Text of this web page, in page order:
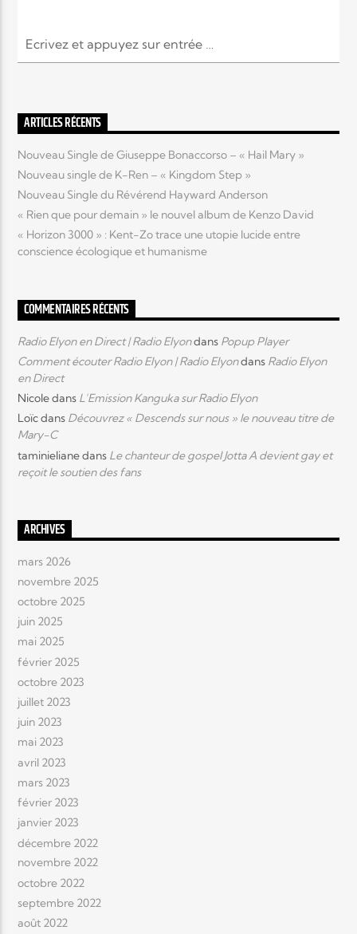
ARTICLES RÉCENTS
Nouveau Single de Giuseppe Bonaccorso – « Hail Mary »
Nouveau single de K-Ren – « Kingdom Step »
Nouveau Single du Révérend Hayward Anderson
« Rien que pour demain » le nouvel album de Kenzo David
« Horizon 3000 » : Kent-Zo trace une utopie lucide entre
conscience écologique et humanisme
COMMENTAIRES RÉCENTS
Radio Elyon en Direct | Radio Elyondans Popup Player
Comment écouter Radio Elyon | Radio Elyondans Radio Elyon
en Direct
Nicoledans L’Emission Kanguka sur Radio Elyon
Loïcdans Découvrez « Descends sur nous » le nouveau titre de
Mary-C
taminielianedans Le chanteur de gospel Jotta A devient gay et
reçoit le soutien des fans
ARCHIVES
mars 2026
novembre 2025
octobre 2025
juin 2025
mai 2025
février 2025
octobre 2023
juillet 2023
juin 2023
mai 2023
avril 2023
mars 2023
février 2023
janvier 2023
décembre 2022
novembre 2022
octobre 2022
septembre 2022
août 2022